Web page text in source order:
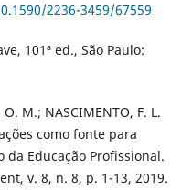
2236-3459/67559
101ª ed., São Paulo:
O. M.; NASCIMENTO, F. L.
como fonte para
Educação Profissional.
v. 8, n. 8, p. 1-13, 2019.